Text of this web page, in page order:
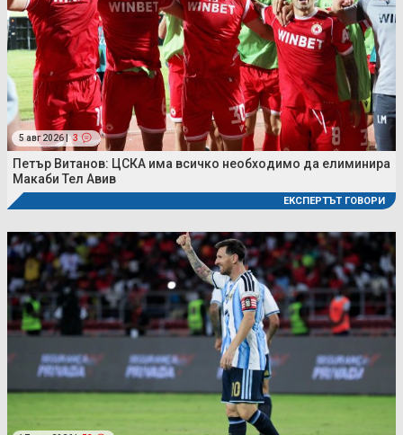
5 авг 2026 | 3
Петър Витанов: ЦСКА има всичко необходимо да елиминира
Макаби Тел Авив
ЕКСПЕРТЪТ ГОВОРИ